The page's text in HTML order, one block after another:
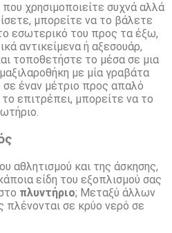
χρησιμοποιείτε συχνά αλλά
μπορείτε να το βάλετε
εσωτερικό του προς τα έξω,
αντικείμενα ή αξεσουάρ,
τοποθετήστε το μέσα σε μια
με μία γραβάτα
έναν μέτριο προς απαλό
επιτρέπει, μπορείτε να το
αθλητισμού και της άσκησης,
είδη του εξοπλισμού σας
πλυντήριο; Μεταξύ άλλων
πλένονται σε κρύο νερό σε